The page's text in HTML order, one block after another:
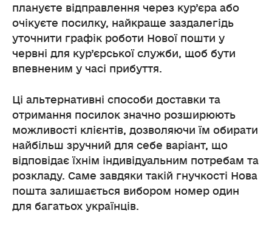
плануєте відправлення через кур’єра або
очікуєте посилку, найкраще заздалегідь
уточнити графік роботи Нової пошти у
червні для кур’єрської служби, щоб бути
впевненим у часі прибуття.
Ці альтернативні способи доставки та
отримання посилок значно розширюють
можливості клієнтів, дозволяючи їм обирати
найбільш зручний для себе варіант, що
відповідає їхнім індивідуальним потребам та
розкладу. Саме завдяки такій гнучкості Нова
пошта залишається вибором номер один
для багатьох українців.